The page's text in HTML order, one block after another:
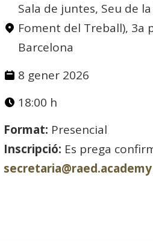
Sala de juntes, Seu de
Foment del Treball), 3a
Barcelona
8 gener 2026
18:00 h
Format: Presencial
Inscripció: Es prega
secretaria@raed.academy